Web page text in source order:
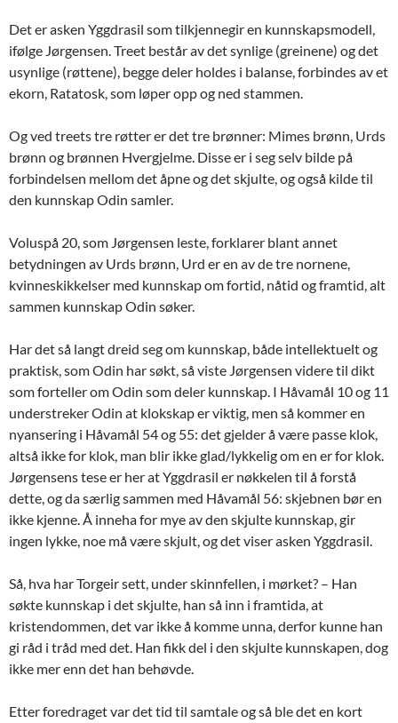
Det er asken Yggdrasil som tilkjennegir en kunnskapsmodell,
ifølge Jørgensen. Treet består av det synlige (greinene) og det
usynlige (røttene), begge deler holdes i balanse, forbindes av et
ekorn, Ratatosk, som løper opp og ned stammen.
Og ved treets tre røtter er det tre brønner: Mimes brønn, Urds
brønn og brønnen Hvergjelme. Disse er i seg selv bilde på
forbindelsen mellom det åpne og det skjulte, og også kilde til
den kunnskap Odin samler.
Voluspå 20, som Jørgensen leste, forklarer blant annet
betydningen av Urds brønn, Urd er en av de tre nornene,
kvinneskikkelser med kunnskap om fortid, nåtid og framtid, alt
sammen kunnskap Odin søker.
Har det så langt dreid seg om kunnskap, både intellektuelt og
praktisk, som Odin har søkt, så viste Jørgensen videre til dikt
som forteller om Odin som deler kunnskap. I Håvamål 10 og 11
understreker Odin at klokskap er viktig, men så kommer en
nyansering i Håvamål 54 og 55: det gjelder å være passe klok,
altså ikke for klok, man blir ikke glad/lykkelig om en er for klok.
Jørgensens tese er her at Yggdrasil er nøkkelen til å forstå
dette, og da særlig sammen med Håvamål 56: skjebnen bør en
ikke kjenne. Å inneha for mye av den skjulte kunnskap, gir
ingen lykke, noe må være skjult, og det viser asken Yggdrasil.
Så, hva har Torgeir sett, under skinnfellen, i mørket? – Han
søkte kunnskap i det skjulte, han så inn i framtida, at
kristendommen, det var ikke å komme unna, derfor kunne han
gi råd i tråd med det. Han fikk del i den skjulte kunnskapen, dog
ikke mer enn det han behøvde.
Etter foredraget var det tid til samtale og så ble det en kort